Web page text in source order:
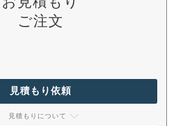
ご注文
見積もり依頼
見積もりについて